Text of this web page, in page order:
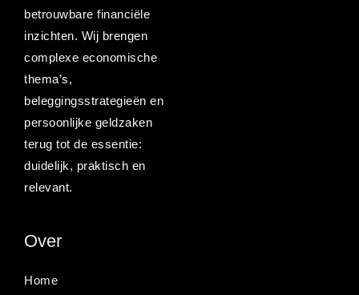
betrouwbare financiële
inzichten. Wij brengen
complexe economische
thema’s,
beleggingsstrategieën en
persoonlijke geldzaken
terug tot de essentie:
duidelijk, praktisch en
relevant.
Over
Home